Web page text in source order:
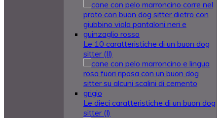
Le 10 caratteristiche di un buon dog
sitter (II)
Le dieci caratteristiche di un buon dog
sitter (I)